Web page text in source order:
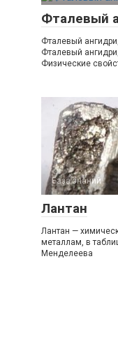
Фталевый
Фталевый
Фталевый
Физические
База знаний
Лантан
Лантан —
металлам, в
Менделеева